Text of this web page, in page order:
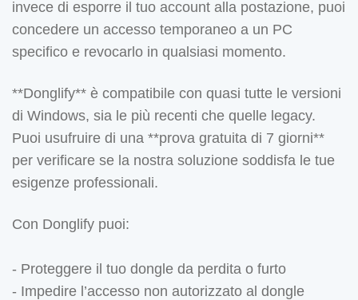
invece di esporre il tuo account alla postazione, puoi
concedere un accesso temporaneo a un PC
specifico e revocarlo in qualsiasi momento.
**Donglify** è compatibile con quasi tutte le versioni
di Windows, sia le più recenti che quelle legacy.
Puoi usufruire di una **prova gratuita di 7 giorni**
per verificare se la nostra soluzione soddisfa le tue
esigenze professionali.
Con Donglify puoi:
- Proteggere il tuo dongle da perdita o furto
- Impedire l’accesso non autorizzato al dongle